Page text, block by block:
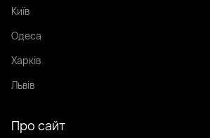
Київ
Одеса
Харків
Львів
Про сайт